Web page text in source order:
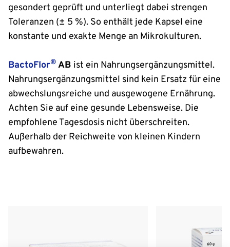
gesondert geprüft und unterliegt dabei strengen
Toleranzen (± 5 %). So enthält jede Kapsel eine
konstante und exakte Menge an Mikrokulturen.
BactoFlor® AB ist ein Nahrungsergänzungsmittel.
Nahrungsergänzungsmittel sind kein Ersatz für eine
abwechslungsreiche und ausgewogene Ernährung.
Achten Sie auf eine gesunde Lebensweise. Die
empfohlene Tagesdosis nicht überschreiten.
Außerhalb der Reichweite von kleinen Kindern
aufbewahren.